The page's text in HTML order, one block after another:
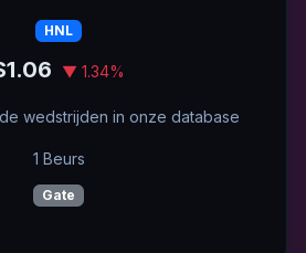
HNL
▼ 1.34%
wedstrijden in onze database
1 Beurs
Gate